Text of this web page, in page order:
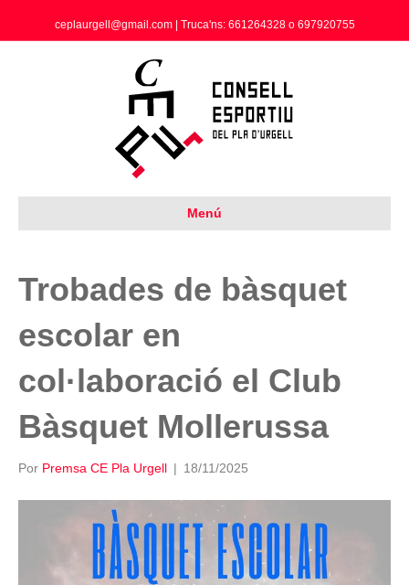
ceplaurgell@gmail.com | Truca'ns: 661264328 o 697920755
Menú
Trobades de bàsquet
escolar en
col·laboració el Club
Bàsquet Mollerussa
Por Premsa CE Pla Urgell | 18/11/2025